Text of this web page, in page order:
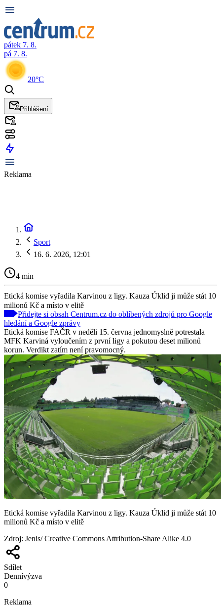
pátek 7. 8.
pá 7. 8.
20°C
Přihlášení
Reklama
Sport
16. 6. 2026, 12:01
4 min
Etická komise vyřadila Karvinou z ligy. Kauza Úklid ji může stát 10
milionů Kč a místo v elitě
Přidejte si obsah Centrum.cz do oblíbených zdrojů pro Google
hledání a Google zprávy
Etická komise FAČR v neděli 15. června jednomyslně potrestala
MFK Karviná vyloučením z první ligy a pokutou deset milionů
korun. Verdikt zatím není pravomocný.
Etická komise vyřadila Karvinou z ligy. Kauza Úklid ji může stát 10
milionů Kč a místo v elitě
Zdroj: Jenis/ Creative Commons Attribution-Share Alike 4.0
Sdílet
Dennívýzva
0
Reklama